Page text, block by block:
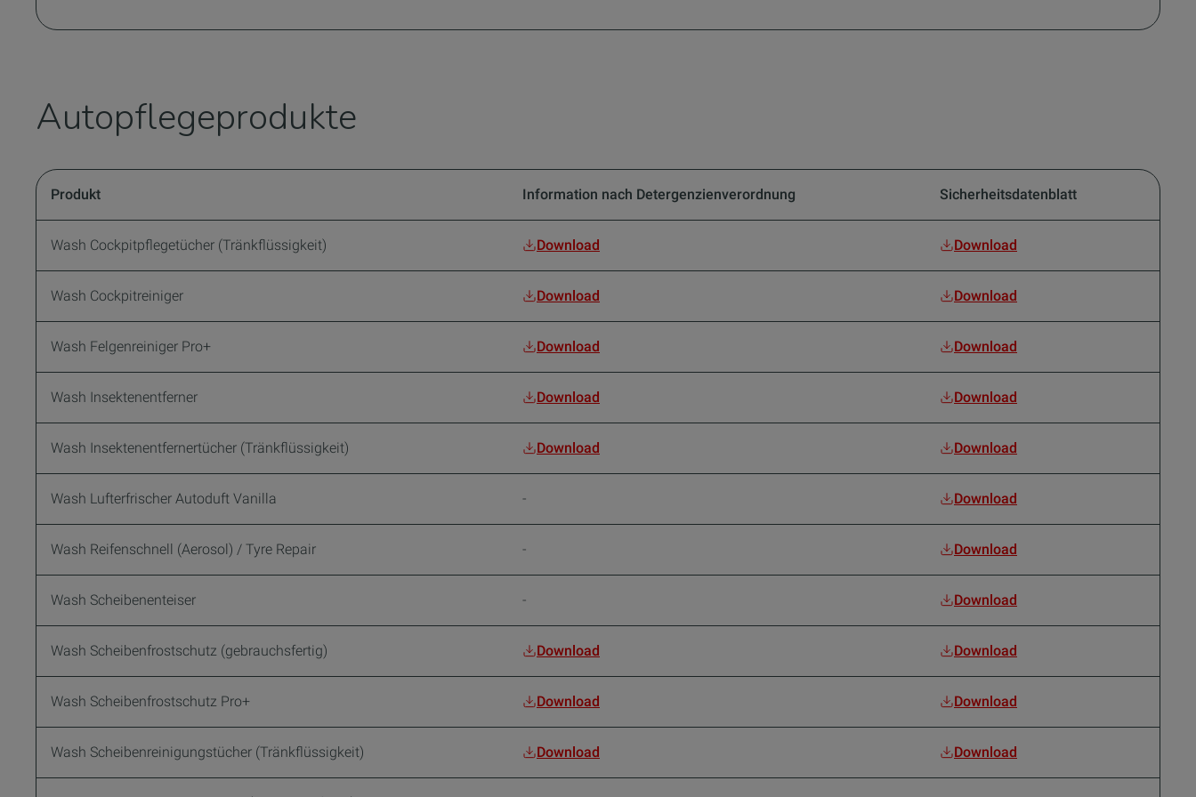
Autopflegeprodukte
Produkt Information nach Detergenzienverordnung Sicherheitsdatenblatt
Wash Cockpitpflegetücher (Tränkflüssigkeit) Download Download
Wash Cockpitreiniger Download Download
Wash Felgenreiniger Pro+ Download Download
Wash Insektenentferner Download Download
Wash Insektenentfernertücher (Tränkflüssigkeit) Download Download
Wash Lufterfrischer Autoduft Vanilla - Download
Wash Reifenschnell (Aerosol) / Tyre Repair - Download
Wash Scheibenenteiser - Download
Wash Scheibenfrostschutz (gebrauchsfertig) Download Download
Wash Scheibenfrostschutz Pro+ Download Download
Wash Scheibenreinigungstücher (Tränkflüssigkeit) Download Download